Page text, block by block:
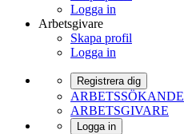
Logga in
Arbetsgivare
Skapa profil
Logga in
Registrera dig
ARBETSSÖKANDE
ARBETSGIVARE
Logga in